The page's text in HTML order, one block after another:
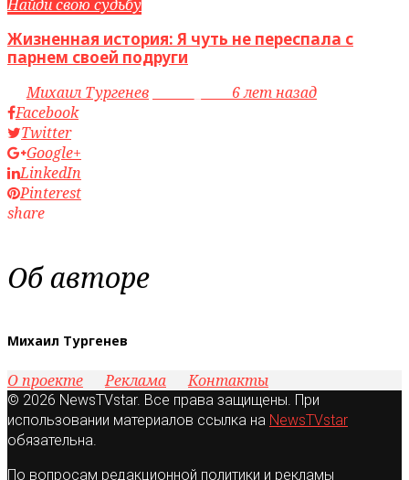
Найди свою судьбу
Жизненная история: Я чуть не переспала с
парнем своей подруги
byМихаил Тургенев
6 лет назад
Facebook
Twitter
Google+
LinkedIn
Pinterest
share
Об авторе
Михаил Тургенев
О проекте Реклама Контакты
© 2026 NewsTVstar. Все права защищены. При
использовании материалов ссылка на NewsTVstar
обязательна.
По вопросам редакционной политики и рекламы